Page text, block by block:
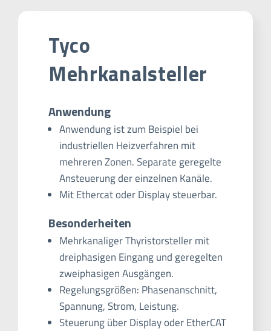
Tyco
Mehrkanalsteller
Anwendung
Anwendung ist zum Beispiel bei
industriellen Heizverfahren mit
mehreren Zonen. Separate geregelte
Ansteuerung der einzelnen Kanäle.
Mit Ethercat oder Display steuerbar.
Besonderheiten
Mehrkanaliger Thyristorsteller mit
dreiphasigen Eingang und geregelten
zweiphasigen Ausgängen.
Regelungsgrößen: Phasenanschnitt,
Spannung, Strom, Leistung.
Steuerung über Display oder EtherCAT